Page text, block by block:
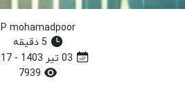
P mohamadpoor